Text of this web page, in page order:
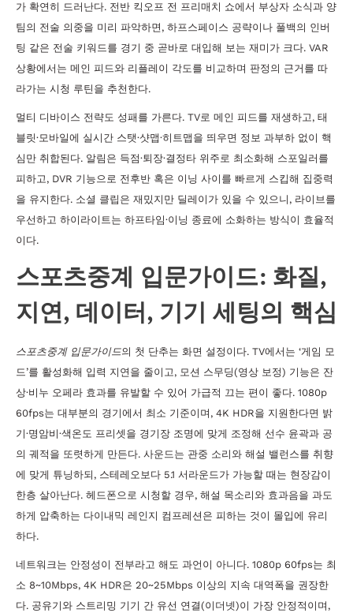
가 확연히 드러난다. 전반 킥오프 전 프리매치 쇼에서 부상자 소식과 양
팀의 전술 의중을 미리 파악하면, 하프스페이스 공략이나 풀백의 인버
팅 같은 전술 키워드를 경기 중 곧바로 대입해 보는 재미가 크다. VAR
상황에서는 메인 피드와 리플레이 각도를 비교하며 판정의 근거를 따
라가는 시청 루틴을 추천한다.
멀티 디바이스 전략도 성패를 가른다. TV로 메인 피드를 재생하고, 태
블릿·모바일에 실시간 스탯·샷맵·히트맵을 띄우면 정보 과부하 없이 핵
심만 취합된다. 알림은 득점·퇴장·결정타 위주로 최소화해 스포일러를
피하고, DVR 기능으로 전후반 혹은 이닝 사이를 빠르게 스킵해 집중력
을 유지한다. 소셜 클립은 재밌지만 딜레이가 있을 수 있으니, 라이브를
우선하고 하이라이트는 하프타임·이닝 종료에 소화하는 방식이 효율적
이다.
스포츠중계 입문가이드: 화질,
지연, 데이터, 기기 세팅의 핵심
스포츠중계 입문가이드의 첫 단추는 화면 설정이다. TV에서는 ‘게임 모
드’를 활성화해 입력 지연을 줄이고, 모션 스무딩(영상 보정) 기능은 잔
상·비누 오페라 효과를 유발할 수 있어 가급적 끄는 편이 좋다. 1080p
60fps는 대부분의 경기에서 최소 기준이며, 4K HDR을 지원한다면 밝
기·명암비·색온도 프리셋을 경기장 조명에 맞게 조정해 선수 윤곽과 공
의 궤적을 또렷하게 만든다. 사운드는 관중 소리와 해설 밸런스를 취향
에 맞게 튜닝하되, 스테레오보다 5.1 서라운드가 가능할 때는 현장감이
한층 살아난다. 헤드폰으로 시청할 경우, 해설 목소리와 효과음을 과도
하게 압축하는 다이내믹 레인지 컴프레션은 피하는 것이 몰입에 유리
하다.
네트워크는 안정성이 전부라고 해도 과언이 아니다. 1080p 60fps는 최
소 8~10Mbps, 4K HDR은 20~25Mbps 이상의 지속 대역폭을 권장한
다. 공유기와 스트리밍 기기 간 유선 연결(이더넷)이 가장 안정적이며,